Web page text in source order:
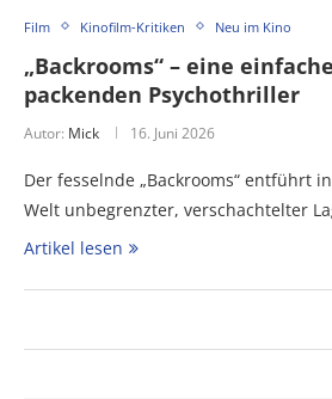
Film Kinofilm-Kritiken Neu im Kino
„Backrooms“ – eine
packenden Psychothriller
Autor: Mick 16. Juni 2026
Der fesselnde „Backrooms“ entführt
Welt unbegrenzter, verschachtelter
Artikel lesen